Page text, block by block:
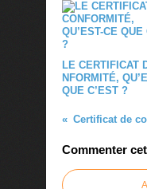
LE CERTIFICAT
NFORMITÉ,
QUE C’EST ?
Certificat de
Commenter